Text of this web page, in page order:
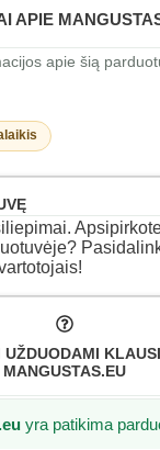
APIE
apie šią
UŽDUODAMI
MANGUSTAS.EU
yra patikima